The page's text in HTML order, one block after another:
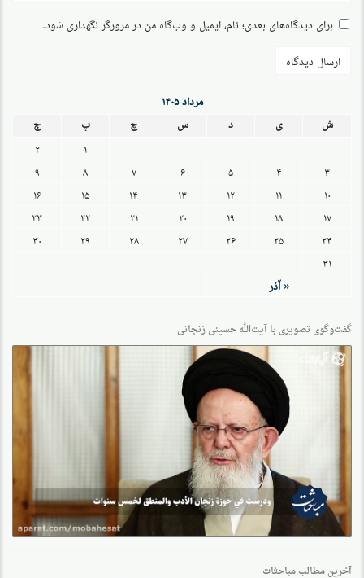
برای دیدگاه‌های بعدی؛ نام، ایمیل و وب‌گاه من در مرورگر نگهداری شود.
مرداد ۱۴۰۵
ش
ی د س چ پ
ج
۱
۲
۳
۴ ۵ ۶ ۷ ۸
۹
۱۰
۱۱ ۱۲ ۱۳ ۱۴ ۱۵
۱۶
۱۷
۱۸ ۱۹ ۲۰ ۲۱ ۲۲
۲۳
۲۴
۲۵ ۲۶ ۲۷ ۲۸ ۲۹
۳۰
۳۱
« آذر
گفت‌وگو‌ی تصویری با آیت‌الله حسینی زنجانی
آخرین مطالب مباحثات